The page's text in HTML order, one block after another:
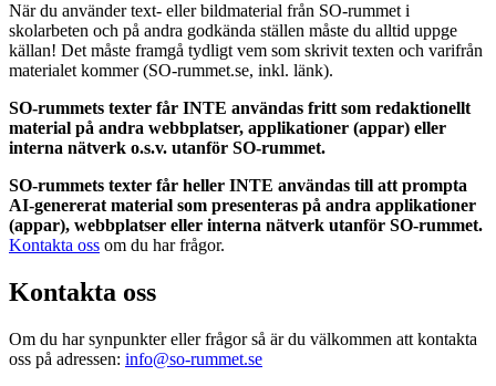
När du använder text- eller bildmaterial från SO-rummet i
skolarbeten och på andra godkända ställen måste du alltid uppge
källan! Det måste framgå tydligt vem som skrivit texten och varifrån
materialet kommer (SO-rummet.se, inkl. länk).
SO-rummets texter får INTE användas fritt som redaktionellt
material på andra webbplatser, applikationer (appar) eller
interna nätverk o.s.v. utanför SO-rummet.
SO-rummets texter får heller INTE användas till att prompta
AI-genererat material som presenteras på andra applikationer
(appar), webbplatser eller interna nätverk utanför SO-rummet.
Kontakta oss om du har frågor.
Kontakta oss
Om du har synpunkter eller frågor så är du välkommen att kontakta
oss på adressen: info@so-rummet.se